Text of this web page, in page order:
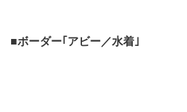
■ボーダー｢アビー／水着｣